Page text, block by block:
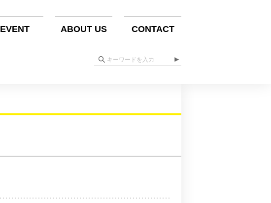
EVENT ABOUT US CONTACT